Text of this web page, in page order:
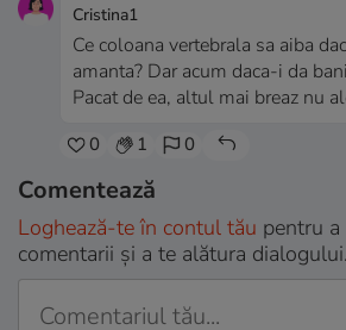
Cristina1
Ce coloana vertebrala sa aiba
amanta? Dar acum daca-i da
Pacat de ea, altul mai breaz nu
0 1 0
Comentează
Loghează-te în contul tău pentru a
comentarii și a te alătura dialogului.